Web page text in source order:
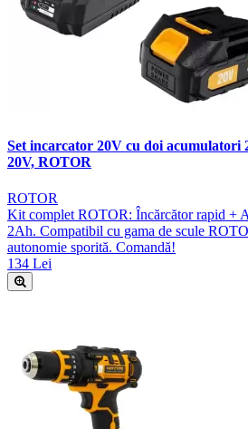
Set incarcator 20V cu doi
20V, ROTOR
ROTOR
Kit complet ROTOR: Încărcător rapid +
2Ah. Compatibil cu gama de scule
autonomie sporită. Comandă!
134 Lei